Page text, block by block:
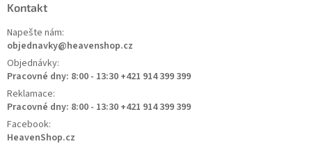
Kontakt
Napešte nám:
objednavky@heavenshop.cz
Objednávky:
Pracovné dny: 8:00 - 13:30 +421 914 399 399
Reklamace:
Pracovné dny: 8:00 - 13:30 +421 914 399 399
Facebook:
HeavenShop.cz